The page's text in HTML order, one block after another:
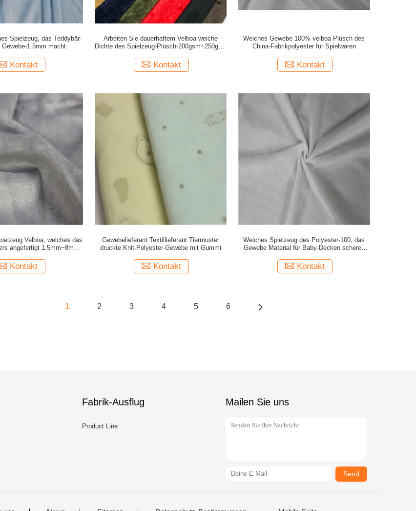
Spielzeug, das Teddybär-
Gewebe-1.5mm macht
Kontakt
Arbeiten Sie dauerhaftem Velboa weiche
Dichte des Spielzeug-Plüsch-200gsm~250gsm
Kontakt
Weiches Gewebe 100% velboa Plüsch des
China-Fabrikpolyester für Spielwaren
Kontakt
Velboa, welches das
angefertigt 1.5mm~8mm,
Kontakt
Gewebelieferant Textillieferant Tiermuster
druckte Knit-Polyester-Gewebe mit Gummi
Kontakt
Weiches Spielzeug des Polyester-100, das
Gewebe Material für Baby-Decken scheren
Kontakt
1 2 3 4 5 6
Fabrik-Ausflug
Product Line
Mailen Sie uns
Send